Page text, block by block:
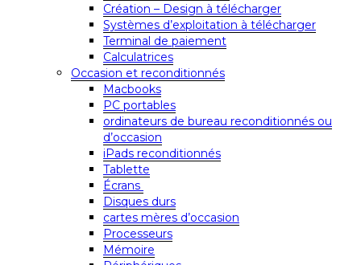
Création – Design à télécharger
Systèmes d’exploitation à télécharger
Terminal de paiement
Calculatrices
Occasion et reconditionnés
Macbooks
PC portables
ordinateurs de bureau reconditionnés ou
d’occasion
iPads reconditionnés
Tablette
Écrans
Disques durs
cartes mères d’occasion
Processeurs
Mémoire